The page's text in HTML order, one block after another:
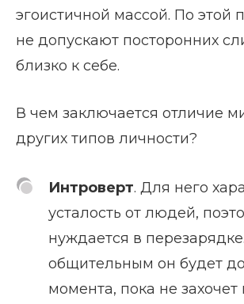
эгоистичной массой. По этой
не допускают посторонних
близко к себе.
В чем заключается отличие
других типов личности?
Интроверт. Для него
усталость от людей,
нуждается в
общительным он будет до
момента, пока не захочет